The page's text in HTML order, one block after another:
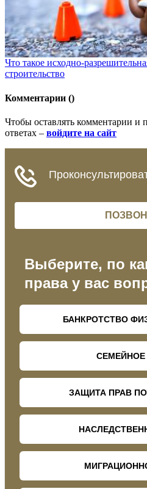
Что такое исходно-
строительство
Комментарии ()
Чтобы оставлять комментарии и
ответах – войдите на сайт